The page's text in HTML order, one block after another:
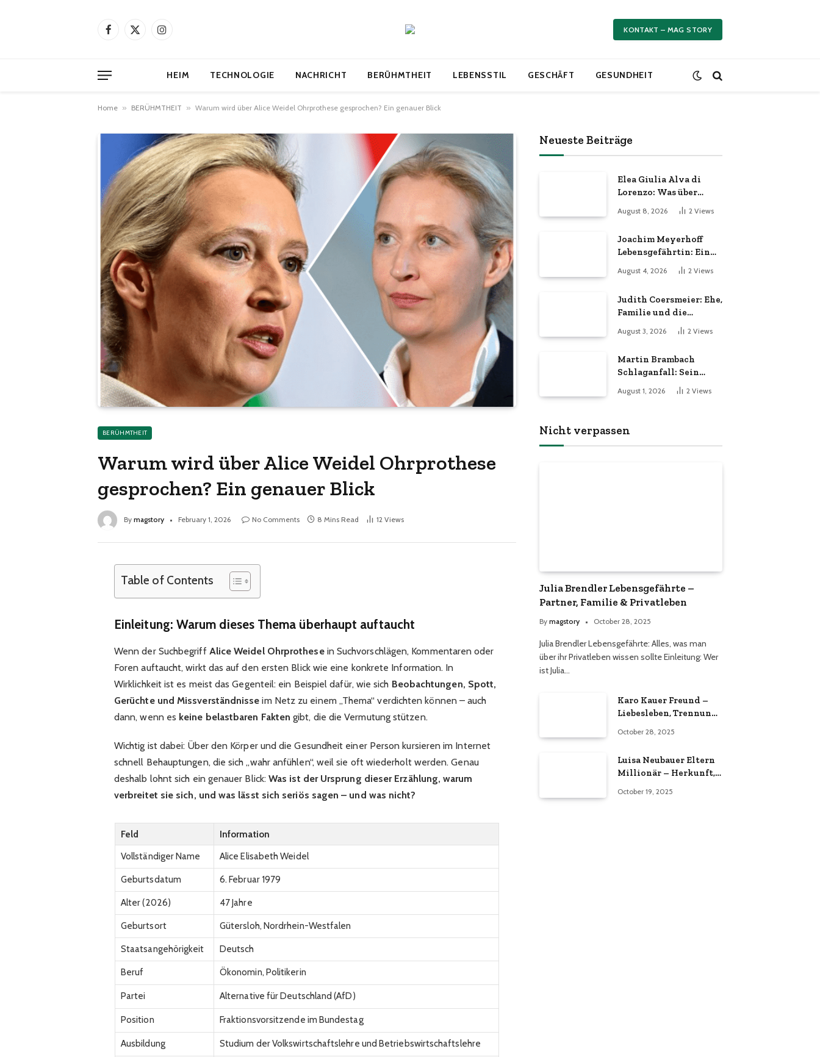
Facebook
X
Instagram KONTAKT – MAG STORY
HEIM TECHNOLOGIE NACHRICHT BERÜHMTHEIT LEBENSSTIL GESCHÄFT GESUNDHEIT
Home » BERÜHMTHEIT » Warum wird über Alice Weidel Ohrprothese gesprochen? Ein genauer Blick
BERÜHMTHEIT
Warum wird über Alice Weidel Ohrprothese
gesprochen? Ein genauer Blick
By magstory February 1, 2026 No Comments 8 Mins Read 12 Views
Table of Contents
Einleitung: Warum dieses Thema überhaupt auftaucht
Wenn der Suchbegriff Alice Weidel Ohrprothesein Suchvorschlägen, Kommentaren oder
Foren auftaucht, wirkt das auf den ersten Blick wie eine konkrete Information. In
Wirklichkeit ist es meist das Gegenteil: ein Beispiel dafür, wie sich Beobachtungen, Spott,
Gerüchte und Missverständnisse im Netz zu einem „Thema“ verdichten können – auch
dann, wenn es keine belastbaren Fakten gibt, die die Vermutung stützen.
Wichtig ist dabei: Über den Körper und die Gesundheit einer Person kursieren im Internet
schnell Behauptungen, die sich „wahr anfühlen“, weil sie oft wiederholt werden. Genau
deshalb lohnt sich ein genauer Blick:Was ist der Ursprung dieser Erzählung, warum
verbreitet sie sich, und was lässt sich seriös sagen – und was nicht?
Feld
Information
Vollständiger Name
Alice Elisabeth Weidel
Geburtsdatum
6. Februar 1979
Alter (2026)
47 Jahre
Geburtsort
Gütersloh, Nordrhein-Westfalen
Staatsangehörigkeit
Deutsch
Beruf
Ökonomin, Politikerin
Partei Alternative für Deutschland (AfD)
Position Fraktionsvorsitzende im Bundestag
Ausbildung Studium der Volkswirtschaftslehre und Betriebswirtschaftslehre
Neueste Beiträge
Elea Giulia Alva di
Lorenzo: Was über
Herkunft, Eltern und
Privatleben bekannt
August 8, 2026 2 Views
Joachim Meyerhoff
Lebensgefährtin: Ein
persönlicher Blick
hinter die Kulissen
August 4, 2026 2 Views
Judith Coersmeier: Ehe,
Familie und die
Geschichte hinter der
Öffentlichkeit
August 3, 2026 2 Views
Martin Brambach
Schlaganfall: Sein
Zustand und die
Fakten im Überblick
August 1, 2026 2 Views
Nicht verpassen
Julia Brendler Lebensgefährte –
Partner, Familie & Privatleben
By magstory October 28, 2025
Julia Brendler Lebensgefährte: Alles, was man
über ihr Privatleben wissen sollte Einleitung: Wer
ist Julia…
Karo Kauer Freund –
Liebesleben, Trennung
Beziehungsstatus 2025
October 28, 2025
Luisa Neubauer Eltern
Millionär – Herkunft,
October 19, 2025